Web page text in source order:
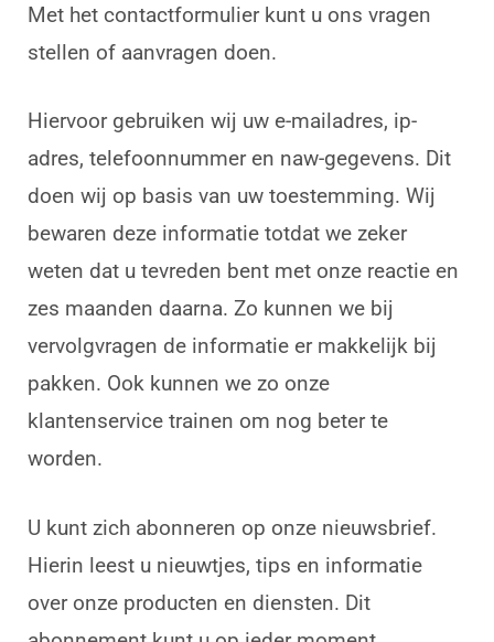
Met het contactformulier kunt u ons vragen
stellen of aanvragen doen.
Hiervoor gebruiken wij uw e-mailadres, ip-
adres, telefoonnummer en naw-gegevens. Dit
doen wij op basis van uw toestemming. Wij
bewaren deze informatie totdat we zeker
weten dat u tevreden bent met onze reactie en
zes maanden daarna. Zo kunnen we bij
vervolgvragen de informatie er makkelijk bij
pakken. Ook kunnen we zo onze
klantenservice trainen om nog beter te
worden.
U kunt zich abonneren op onze nieuwsbrief.
Hierin leest u nieuwtjes, tips en informatie
over onze producten en diensten. Dit